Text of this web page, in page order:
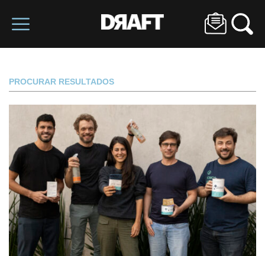
PROCURAR RESULTADOS